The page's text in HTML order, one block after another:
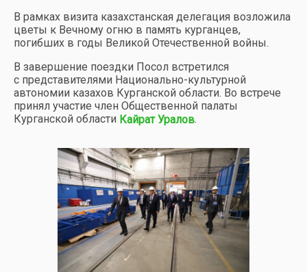
В рамках визита казахстанская делегация возложила
цветы к Вечному огню в память курганцев,
погибших в годы Великой Отечественной войны.
В завершение поездки Посол встретился
с представителями Национально-культурной
автономии казахов Курганской области. Во встрече
принял участие член Общественной палаты
Курганской области Кайрат Уралов.